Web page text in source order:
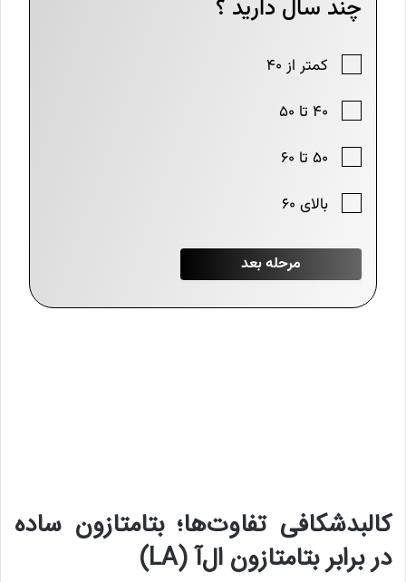
کالبدشکافی تفاوت‌ها؛ بتامتازون ساده
در برابر بتامتازون ال‌آ (LA)